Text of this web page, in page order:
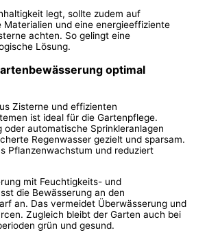
legt, sollte zudem auf
Materialien und eine energieeffiziente
achten. So gelingt eine
Lösung.
optimal
Zisterne und effizienten
ist ideal für die Gartenpflege.
oder automatische Sprinkleranlagen
Regenwasser gezielt und sparsam.
Pflanzenwachstum und reduziert
mit Feuchtigkeits- und
die Bewässerung an den
an. Das vermeidet Überwässerung und
Zugleich bleibt der Garten auch bei
grün und gesund.